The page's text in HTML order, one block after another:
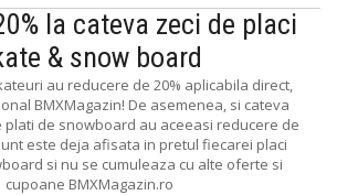
la cateva zeci de placi
& snow board
au reducere de 20% aplicabila direct,
BMXMagazin! De asemenea, si cateva
plati de snowboard au aceeasi reducere de
este deja afisata in pretul fiecarei placi
si nu se cumuleaza cu alte oferte si
cupoane BMXMagazin.ro